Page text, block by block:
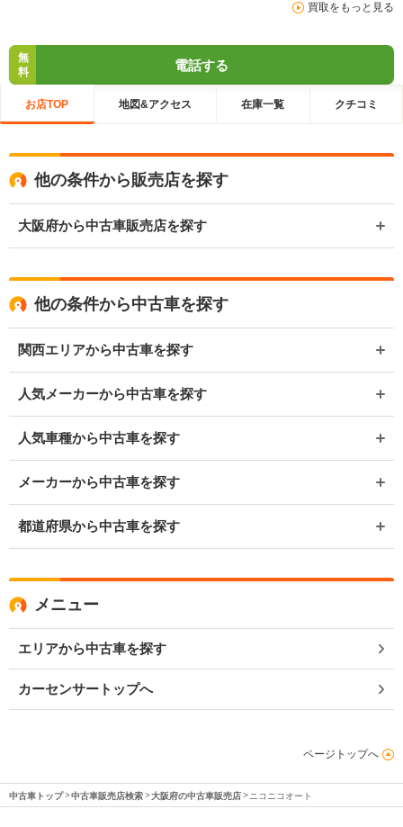
買取をもっと見る
無
料
電話する
お店TOP 地図&アクセス 在庫一覧 クチコミ
他の条件から販売店を探す
大阪府から中古車販売店を探す
他の条件から中古車を探す
関西エリアから中古車を探す
人気メーカーから中古車を探す
人気車種から中古車を探す
メーカーから中古車を探す
都道府県から中古車を探す
メニュー
エリアから中古車を探す
カーセンサートップへ
ページトップへ
中古車トップ 中古車販売店検索 大阪府の中古車販売店 ニコニコオート